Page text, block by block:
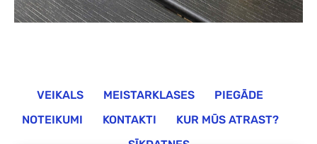
VEIKALS MEISTARKLASES
PIEGĀDE
NOTEIKUMI
KONTAKTI
KUR MŪS ATRAST?